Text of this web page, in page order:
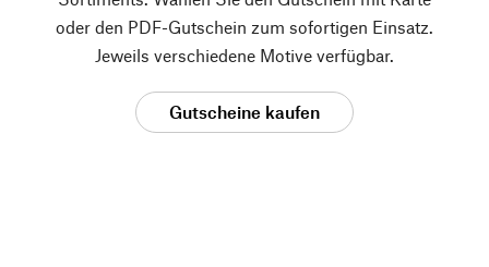
oder den PDF-Gutschein zum sofortigen Einsatz.
Jeweils verschiedene Motive verfügbar.
Gutscheine kaufen